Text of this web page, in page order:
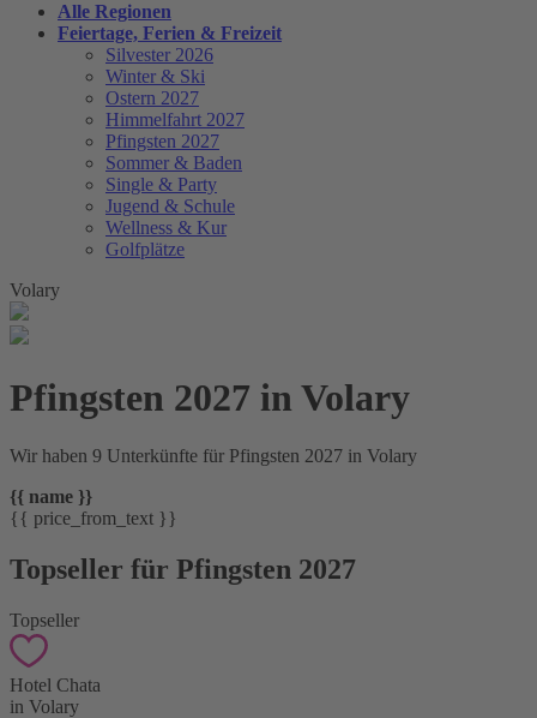
Alle Regionen
Feiertage, Ferien & Freizeit
Silvester 2026
Winter & Ski
Ostern 2027
Himmelfahrt 2027
Pfingsten 2027
Sommer & Baden
Single & Party
Jugend & Schule
Wellness & Kur
Golfplätze
Volary
Pfingsten 2027 in Volary
Wir haben 9 Unterkünfte für Pfingsten 2027 in Volary
{{ name }}
{{ price_from_text }}
Topseller für Pfingsten 2027
Topseller
Hotel Chata
in Volary